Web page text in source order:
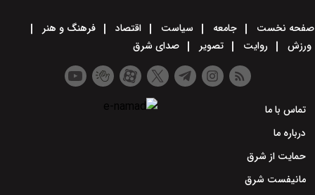
صفحه نخست جامعه سیاست اقتصاد
فرهنگ و هنر
ورزش
روایت تصویر صدای شرق
تماس با ما
درباره ما
حمایت از شرق
مانیفست شرق